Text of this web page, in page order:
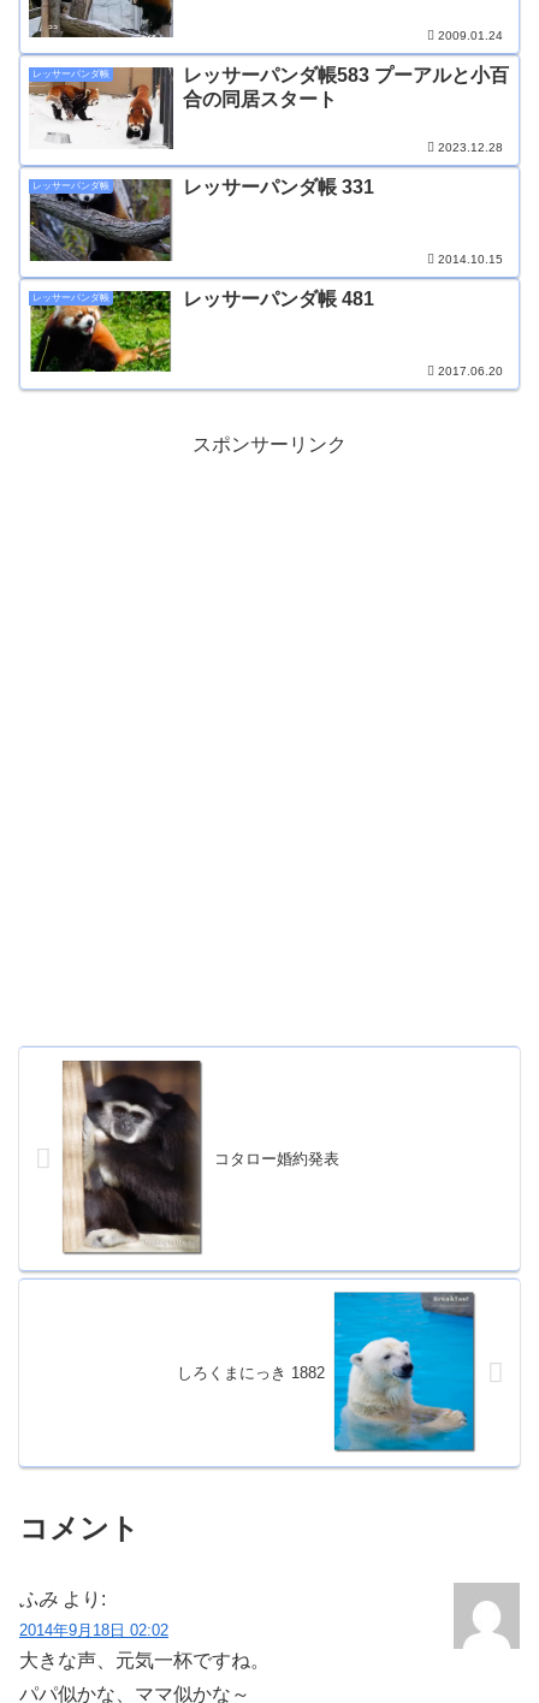
2009.01.24
レッサーパンダ帳
レッサーパンダ帳583 プーアルと小百
合の同居スタート
2023.12.28
レッサーパンダ帳 レッサーパンダ帳 331
2014.10.15
レッサーパンダ帳 レッサーパンダ帳 481
2017.06.20
スポンサーリンク
コタロー婚約発表
しろくまにっき 1882
コメント
ふみ より:
2014年9月18日 02:02
大きな声、元気一杯ですね。
パパ似かな、ママ似かな～